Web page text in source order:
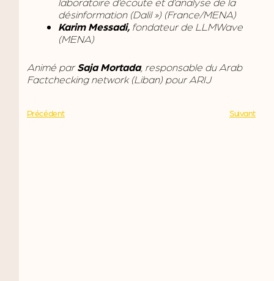
désinformation (Dalil ») (France/MENA)
Karim Messadi,fondateur de LLMWave
(MENA)
Animé parSaja Mortada, responsable du Arab
Factchecking network (Liban) pour ARIJ
Précédent Suivant